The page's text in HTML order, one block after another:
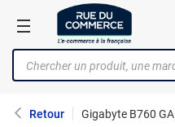
Retour Gigabyte B760